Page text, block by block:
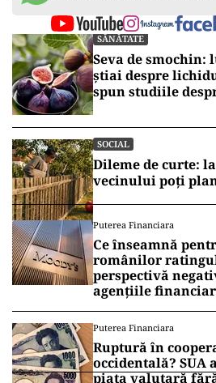
SĂNĂTATE
Seva de smochin:
știai despre
spun studiile
SOCIAL
Dileme de curte:
vecinului poți
Puterea Financiara
Ce înseamnă
românilor ratingul
perspectivă
agențiile
Puterea Financiara
Ruptură în
occidentală? SUA
piața valutară